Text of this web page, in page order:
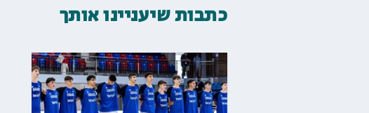
כתבות שיעניינו אותך